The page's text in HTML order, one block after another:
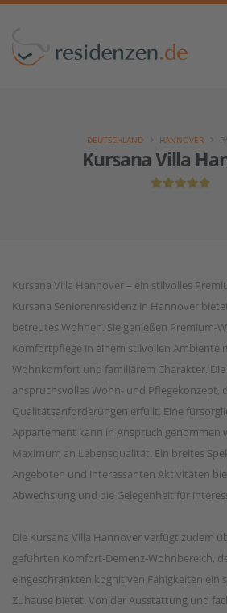
Kursana Villa
DEUTSCHLAND HANNOVER
Kursana Villa Hannover – ein stilvolles
Kursana Seniorenresidenz in Hannover
betreutes Wohnen. Sie genießen Premium-
Komfortpflege in einem stilvollen Ambiente
Wohnkomfort und familiärem Charakter.
anspruchsvolles Wohn- und Pflegekonzept,
Qualitätsanforderungen erfüllt. Eine
Appartement kann in Anspruch genommen
Maximum an Lebensqualität. Ein breites
Angeboten und interessanten Aktivitäten
Abwechslung und die Gelegenheit für
Die Kursana Villa Hannover verfügt zudem
geführten Komfort-Demenz-Wohnbereich,
eingeschränkten kognitiven Fähigkeiten ein
Zuhause bietet. Von der Ausstattung und